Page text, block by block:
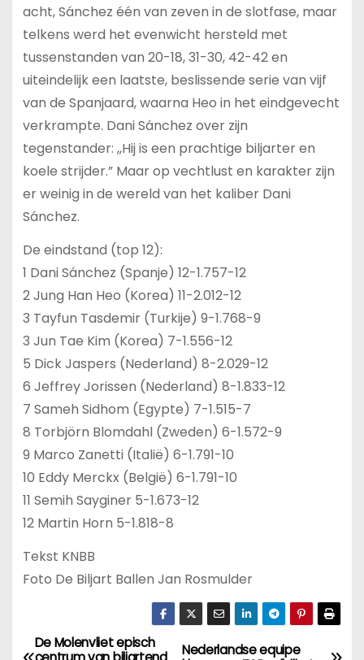
acht, Sánchez één van zeven in de slotfase, maar
telkens werd het evenwicht hersteld met
tussenstanden van 20-18, 31-30, 42-42 en
uiteindelijk een laatste, beslissende serie van vijf
van de Spanjaard, waarna Heo in het eindgevecht
verkrampte. Dani Sánchez over zijn
tegenstander: ,,Hij is een prachtige biljarter en
koele strijder.” Maar op vechtlust en karakter zijn
er weinig in de wereld van het kaliber Dani
Sánchez.
De eindstand (top 12):
1 Dani Sánchez (Spanje) 12-1.757-12
2 Jung Han Heo (Korea) 11-2.012-12
3 Tayfun Tasdemir (Turkije) 9-1.768-9
3 Jun Tae Kim (Korea) 7-1.556-12
5 Dick Jaspers (Nederland) 8-2.029-12
6 Jeffrey Jorissen (Nederland) 8-1.833-12
7 Sameh Sidhom (Egypte) 7-1.515-7
8 Torbjörn Blomdahl (Zweden) 6-1.572-9
9 Marco Zanetti (Italië) 6-1.791-10
10 Eddy Merckx (België) 6-1.791-10
11 Semih Sayginer 5-1.673-12
12 Martin Horn 5-1.818-8
Tekst KNBB
Foto De Biljart Ballen Jan Rosmulder
Nederlandse equipe
De Molenvliet episch